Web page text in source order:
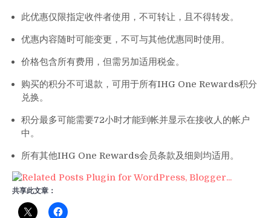
此优惠仅限指定收件者使用，不可转让，且不得转发。
优惠内容随时可能变更，不可与其他优惠同时使用。
价格包含所有费用，但需另加适用税金。
购买的积分不可退款，可用于所有IHG One Rewards积分
兑换。
积分最多可能需要72小时才能到帐并显示在接收人的帐户
中。
所有其他IHG One Rewards会员条款及细则均适用。
共享此文章：